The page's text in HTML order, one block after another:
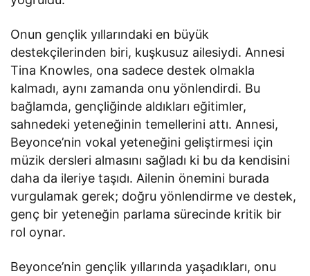
Onun gençlik yıllarındaki en büyük
destekçilerinden biri, kuşkusuz ailesiydi. Annesi
Tina Knowles, ona sadece destek olmakla
kalmadı, aynı zamanda onu yönlendirdi. Bu
bağlamda, gençliğinde aldıkları eğitimler,
sahnedeki yeteneğinin temellerini attı. Annesi,
Beyonce’nin vokal yeteneğini geliştirmesi için
müzik dersleri almasını sağladı ki bu da kendisini
daha da ileriye taşıdı. Ailenin önemini burada
vurgulamak gerek; doğru yönlendirme ve destek,
genç bir yeteneğin parlama sürecinde kritik bir
rol oynar.
Beyonce’nin gençlik yıllarında yaşadıkları, onu